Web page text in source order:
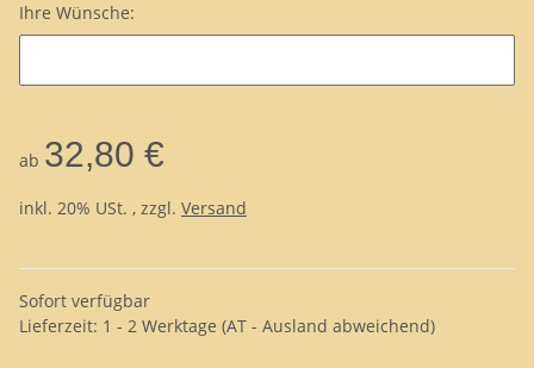
Ihre Wünsche:
ab 32,80 €
inkl. 20% USt. , zzgl. Versand
Sofort verfügbar
Lieferzeit: 1 - 2 Werktage (AT - Ausland abweichend)